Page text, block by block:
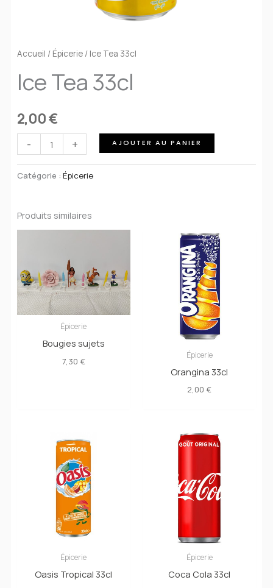
Accueil / Épicerie/ Ice Tea 33cl
Ice Tea 33cl
2,00€
-
quantité
de
Ice
+ AJOUTER AU PANIER
Catégorie : Épicerie
Produits similaires
Épicerie
Bougies sujets
7,30 €
Épicerie
Orangina 33cl
2,00 €
Épicerie
Oasis Tropical 33cl
Épicerie
Coca Cola 33cl